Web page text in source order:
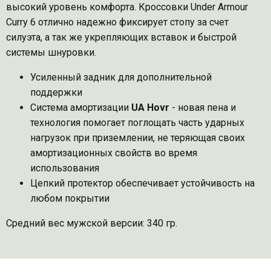
высокий уровень комфорта. Кроссовки Under Armour
Curry 6 отлично надежно фиксирует стопу за счет
силуэта, а так же укрепляющих вставок и быстрой
системы шнуровки.
Усиленный задник для дополнительной
поддержки
Система амортизации UA Hovr - новая пена и
технология помогает поглощать часть ударных
нагрузок при приземлении, не теряющая своих
амортизационных свойств во время
использования
Цепкий протектор обеспечивает устойчивость на
любом покрытии
Средний вес мужской версии: 340 гр.